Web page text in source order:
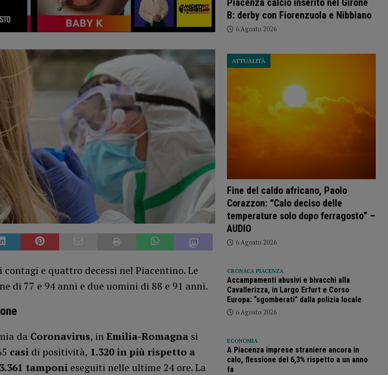
contagi e quattro decessi nel Piacentino. Le
di 77 e 94 anni e due uomini di 88 e 91 anni.
da Coronavirus, inEmilia-Romagnasi
casi di positività, 1.320 in più rispetto a
tamponieseguiti nelle ultime 24 ore. La
Piacenza calcio inserito nel Girone
B: derby con Fiorenzuola e Nibbiano
6 Agosto 2026
Fine del caldo africano, Paolo
Corazzon: “Calo deciso delle
temperature solo dopo ferragosto” –
AUDIO
ATTUALITÀ
6 Agosto 2026
CRONACA PIACENZA
Accampamenti abusivi e bivacchi alla
Cavallerizza, in Largo Erfurt e Corso
Europa: “sgomberati” dalla polizia locale
6 Agosto 2026
ECONOMIA
A Piacenza imprese straniere ancora in
calo, flessione del 6,3% rispetto a un anno
fa